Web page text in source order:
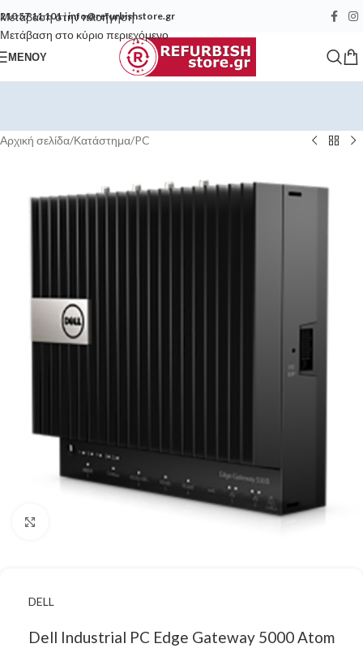
Μετάβαση στην πλοήγηση
Μετάβαση στο κύριο περιεχόμενο
210 57 11 101|info@refurbishstore.gr
ΜΕΝΟΎ
Αρχική σελίδα/Κατάστημα/PC
DELL
Dell Industrial PC Edge Gateway 5000 Atom